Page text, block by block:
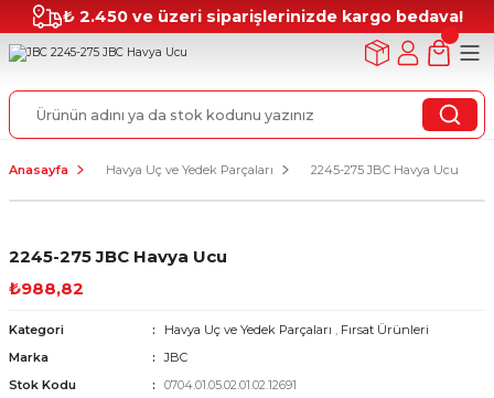
₺ 2.450 ve üzeri siparişlerinizde kargo bedava!
Anasayfa Havya Uç ve Yedek Parçaları 2245-275 JBC Havya Ucu
2245-275 JBC Havya Ucu
₺988,82
Kategori Havya Uç ve Yedek Parçaları , Fırsat Ürünleri
Marka
JBC
Stok Kodu
0704.01.05.02.01.02.12691